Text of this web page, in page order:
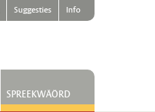
Suggesties Info
SPREEKWÄÖRD